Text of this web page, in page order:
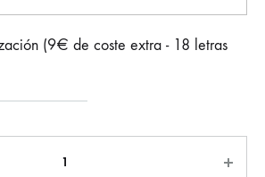
(9€ de coste extra - 18 letras